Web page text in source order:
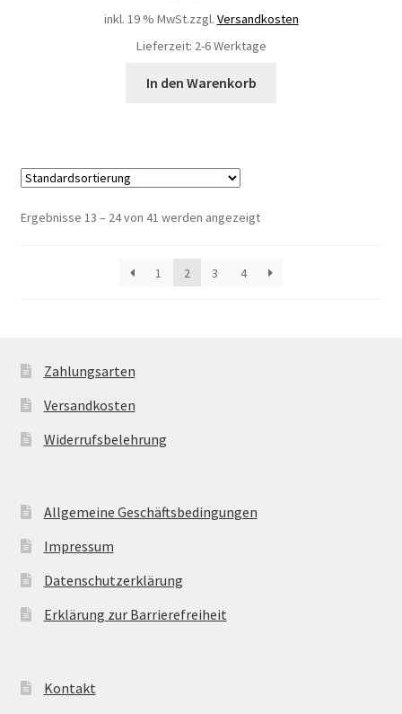
inkl. 19 % MwSt.zzgl. Versandkosten
Lieferzeit: 2-6 Werktage
In den Warenkorb
Ergebnisse 13 – 24 von 41 werden angezeigt
1 2 3 4
Zahlungsarten
Versandkosten
Widerrufsbelehrung
Allgemeine Geschäftsbedingungen
Impressum
Datenschutzerklärung
Erklärung zur Barrierefreiheit
Kontakt